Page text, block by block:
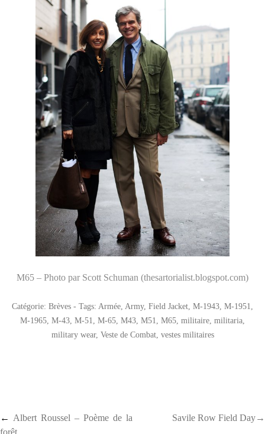
M65 – Photo par Scott Schuman (thesartorialist.blogspot.com)
Catégorie: Brèves - Tags: Armée Army, Field Jacket M-1943 M-1951
M-1965 M-43 M-51 M-65 M43 M51 M65 militaire militaria
military wear, Veste de Combat, vestes militaires
Post navigation
← Albert Roussel – Poème de la
Savile Row Field Day→